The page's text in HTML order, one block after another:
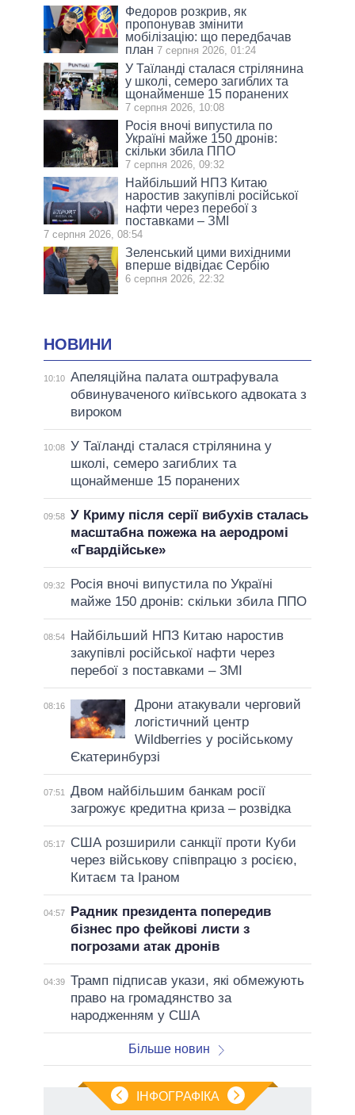
Федоров розкрив, як
пропонував змінити
мобілізацію: що передбачав
план 7 серпня 2026, 01:24
У Таїланді сталася стрілянина
у школі, семеро загиблих та
щонайменше 15 поранених
7 серпня 2026, 10:08
Росія вночі випустила по
Україні майже 150 дронів:
скільки збила ППО
7 серпня 2026, 09:32
Найбільший НПЗ Китаю
наростив закупівлі російської
нафти через перебої з
поставками – ЗМІ
7 серпня 2026, 08:54
Зеленський цими вихідними
вперше відвідає Сербію
6 серпня 2026, 22:32
НОВИНИ
10:10 Апеляційна палата оштрафувала
обвинуваченого київського адвоката з
вироком
10:08 У Таїланді сталася стрілянина у
школі, семеро загиблих та
щонайменше 15 поранених
09:58 У Криму після серії вибухів сталась
масштабна пожежа на аеродромі
«Гвардійське»
09:32
Росія вночі випустила по Україні
майже 150 дронів: скільки збила ППО
08:54
Найбільший НПЗ Китаю наростив
закупівлі російської нафти через
перебої з поставками – ЗМІ
08:16
Дрони атакували черговий
логістичний центр
Wildberries у російському
Єкатеринбурзі
07:51
Двом найбільшим банкам росії
загрожує кредитна криза – розвідка
05:17
США розширили санкції проти Куби
через військову співпрацю з росією,
Китаєм та Іраном
04:57
Радник президента попередив
бізнес про фейкові листи з
погрозами атак дронів
04:39 Трамп підписав укази, які обмежують
право на громадянство за
народженням у США
Більше новин
ІНФОГРАФІКА